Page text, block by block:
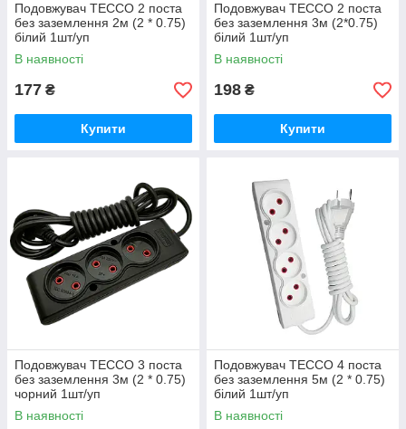
Подовжувач TECCO 2 поста
без заземлення 2м (2 * 0.75)
білий 1шт/уп
В наявності
177 ₴
Купити
Подовжувач TECCO 2 поста
без заземлення 3м (2*0.75)
білий 1шт/уп
В наявності
198 ₴
Купити
Подовжувач TECCO 3 поста
без заземлення 3м (2 * 0.75)
чорний 1шт/уп
В наявності
Подовжувач TECCO 4 поста
без заземлення 5м (2 * 0.75)
білий 1шт/уп
В наявності